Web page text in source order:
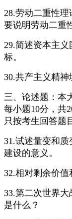
28.劳动二重性
要说明劳动二重
29.简述资本主
标。
30.共产主义精神
三、论述题：本
每小题10分，共
只按考生回答题
31.试述量变和
建设的意义。
32.相对剩余价
33.第二次世界
是什么？